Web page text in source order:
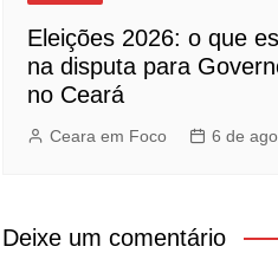
Eleições 2026: o que
na disputa para
no Ceará
Ceara em Foco 6 de
Deixe um comentário